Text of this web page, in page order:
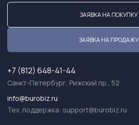
ЗАЯВКА НА ПОКУПКУ
ЗАЯВКА НА ПРОДАЖУ
+7 (812) 648-41-44
Санкт-Петербург, Рижский пр., 52
info@burobiz.ru
Тех. поддержка: support@burobiz.ru